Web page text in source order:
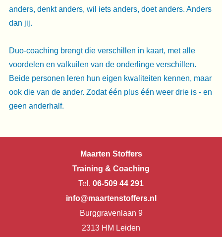
anders, denkt anders, wil iets anders, doet anders. Anders
dan jij.
Duo-coaching brengt die verschillen in kaart, met alle
voordelen en valkuilen van de onderlinge verschillen.
Beide personen leren hun eigen kwaliteiten kennen, maar
ook die van de ander. Zodat één plus één weer drie is - en
geen anderhalf.
Maarten Stoffers
Training & Coaching
Tel. 06-509 44 291
info@maartenstoffers.nl
Burggravenlaan 9
2313 HM Leiden